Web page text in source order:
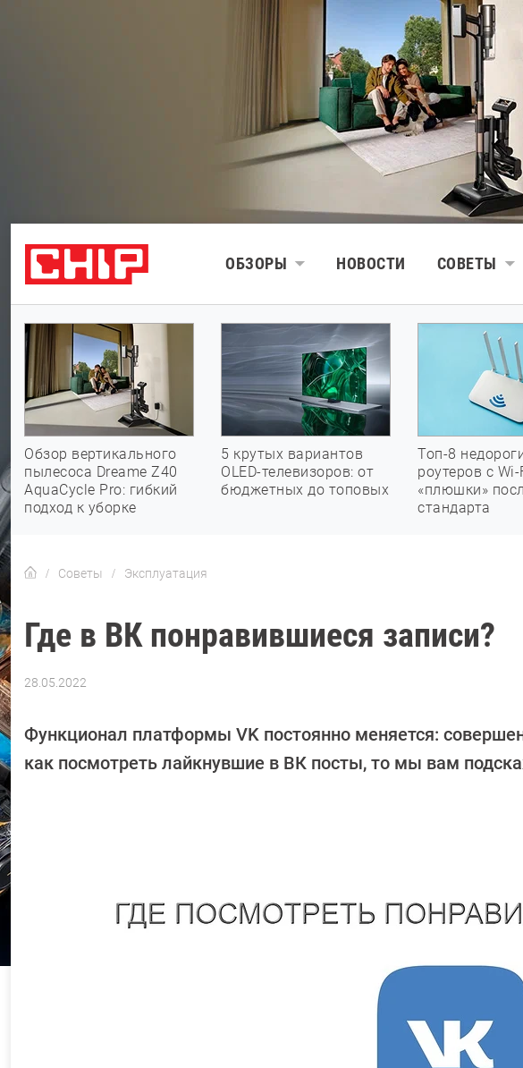
ОБЗОРЫ НОВОСТИ СОВЕТЫ
Обзор вертикального
пылесоса Dreame Z40
AquaCycle Pro: гибкий
подход к уборке
5 крутых вариантов
OLED-телевизоров: от
бюджетных до топовых
Топ-8
роутеров с
«плюшки»
стандарта
Советы Эксплуатация
Где в ВК понравившиеся записи?
28.05.2022
Забубенин
Функционал платформы VK постоянно меняется:
как посмотреть лайкнувшие в ВК посты, то мы вам